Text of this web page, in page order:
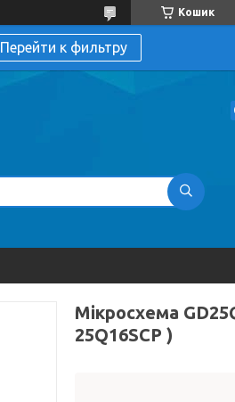
Кошик
Перейти к фильтру
Мікросхема
25Q16SCP )